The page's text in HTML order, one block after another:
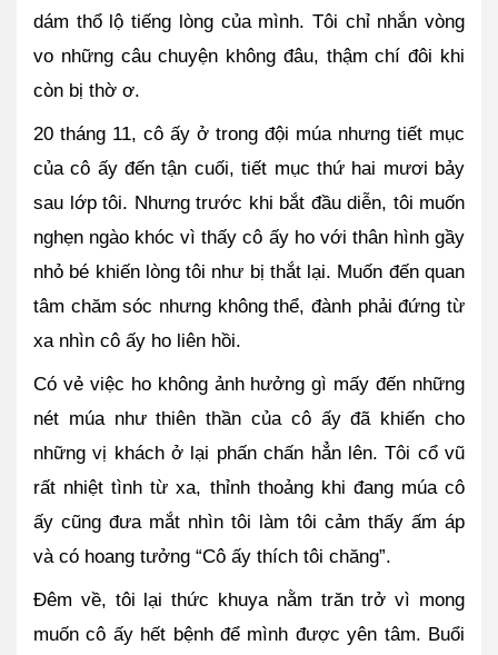
dám thổ lộ tiếng lòng của mình. Tôi chỉ nhắn vòng
vo những câu chuyện không đâu, thậm chí đôi khi
còn bị thờ ơ.
20 tháng 11, cô ấy ở trong đội múa nhưng tiết mục
của cô ấy đến tận cuối, tiết mục thứ hai mươi bảy
sau lớp tôi. Nhưng trước khi bắt đầu diễn, tôi muốn
nghẹn ngào khóc vì thấy cô ấy ho với thân hình gầy
nhỏ bé khiến lòng tôi như bị thắt lại. Muốn đến quan
tâm chăm sóc nhưng không thể, đành phải đứng từ
xa nhìn cô ấy ho liên hồi.
Có vẻ việc ho không ảnh hưởng gì mấy đến những
nét múa như thiên thần của cô ấy đã khiến cho
những vị khách ở lại phấn chấn hẳn lên. Tôi cổ vũ
rất nhiệt tình từ xa, thỉnh thoảng khi đang múa cô
ấy cũng đưa mắt nhìn tôi làm tôi cảm thấy ấm áp
và có hoang tưởng “Cô ấy thích tôi chăng”.
Đêm về, tôi lại thức khuya nằm trăn trở vì mong
muốn cô ấy hết bệnh để mình được yên tâm. Buổi